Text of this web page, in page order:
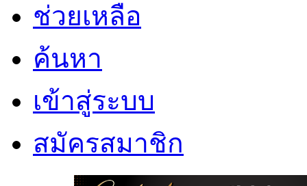
ช่วยเหลือ
ค้นหา
เข้าสู่ระบบ
สมัครสมาชิก